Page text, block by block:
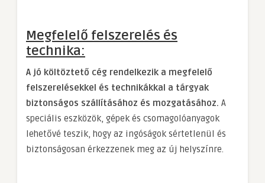
Megfelelő felszerelés és
technika:
A jó költöztető cég rendelkezik a megfelelő
felszerelésekkel és technikákkal a tárgyak
biztonságos szállításához és mozgatásához. A
speciális eszközök, gépek és csomagolóanyagok
lehetővé teszik, hogy az ingóságok sértetlenül és
biztonságosan érkezzenek meg az új helyszínre.